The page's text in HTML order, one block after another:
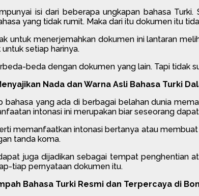
isi dari beberapa ungkapan bahasa
yang tidak rumit. Maka dari itu dokumen itu
untuk menerjemahkan dokumen ini lantaran
setiap harinya.
beda dengan dokumen yang lain. Tapi tidak
Nada dan Warna Asli Bahasa Turki
bahasa yang ada di berbagai belahan dunia
intonasi ini merupakan biar seseorang
memanfaatkan intonasi bertanya atau
tanda koma.
juga dijadikan sebagai tempat penghentian
tiap pernyataan dokumen itu.
Bahasa Turki Resmi dan Terpercaya di